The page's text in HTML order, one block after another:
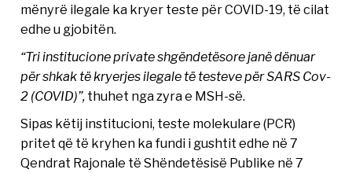
mënyrë ilegale ka kryer teste për COVID-19, të cilat
edhe u gjobitën.
“Tri institucione private shgëndetësore janë dënuar
për shkak të kryerjes ilegale të testeve për SARS Cov-
2 (COVID)”, thuhet nga zyra e MSH-së.
Sipas këtij institucioni, teste molekulare (PCR)
pritet që të kryhen ka fundi i gushtit edhe në 7
Qendrat Rajonale të Shëndetësisë Publike në 7